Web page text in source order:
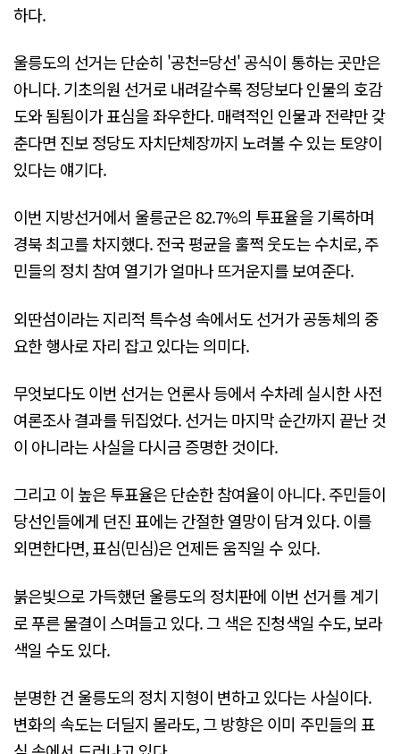
하다.
울릉도의 선거는 단순히 '공천=당선' 공식이 통하는 곳만은
아니다. 기초의원 선거로 내려갈수록 정당보다 인물의 호감
도와 됨됨이가 표심을 좌우한다. 매력적인 인물과 전략만 갖
춘다면 진보 정당도 자치단체장까지 노려볼 수 있는 토양이
있다는 얘기다.
이번 지방선거에서 울릉군은 82.7%의 투표율을 기록하며
경북 최고를 차지했다. 전국 평균을 훌쩍 웃도는 수치로, 주
민들의 정치 참여 열기가 얼마나 뜨거운지를 보여준다.
외딴섬이라는 지리적 특수성 속에서도 선거가 공동체의 중
요한 행사로 자리 잡고 있다는 의미다.
무엇보다도 이번 선거는 언론사 등에서 수차례 실시한 사전
여론조사 결과를 뒤집었다. 선거는 마지막 순간까지 끝난 것
이 아니라는 사실을 다시금 증명한 것이다.
그리고 이 높은 투표율은 단순한 참여율이 아니다. 주민들이
당선인들에게 던진 표에는 간절한 열망이 담겨 있다. 이를
외면한다면, 표심(민심)은 언제든 움직일 수 있다.
붉은빛으로 가득했던 울릉도의 정치판에 이번 선거를 계기
로 푸른 물결이 스며들고 있다. 그 색은 진청색일 수도, 보라
색일 수도 있다.
분명한 건 울릉도의 정치 지형이 변하고 있다는 사실이다.
변화의 속도는 더딜지 몰라도, 그 방향은 이미 주민들의 표